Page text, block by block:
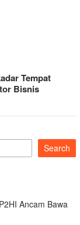
Tempat
Bisnis
Search
Ancam Bawa